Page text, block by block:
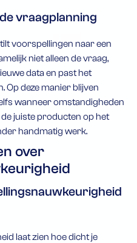
vraagplanning
tilt voorspellingen naar een
niet alleen de vraag,
data en past het
Op deze manier blijven
wanneer omstandigheden
juiste producten op het
handmatig werk.
over
laat zien hoe dicht je